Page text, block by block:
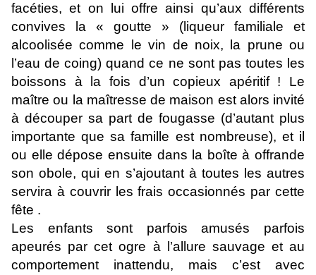
facéties, et on lui offre ainsi qu’aux différents
convives la « goutte » (liqueur familiale et
alcoolisée comme le vin de noix, la prune ou
l’eau de coing) quand ce ne sont pas toutes les
boissons à la fois d’un copieux apéritif ! Le
maître ou la maîtresse de maison est alors invité
à découper sa part de fougasse (d’autant plus
importante que sa famille est nombreuse), et il
ou elle dépose ensuite dans la boîte à offrande
son obole, qui en s’ajoutant à toutes les autres
servira à couvrir les frais occasionnés par cette
fête .
Les enfants sont parfois amusés parfois
apeurés par cet ogre à l’allure sauvage et au
comportement inattendu, mais c’est avec